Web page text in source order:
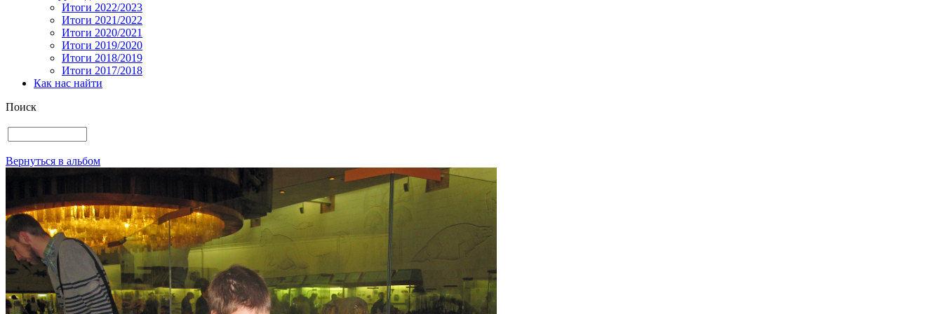
Итоги 2022/2023
Итоги 2021/2022
Итоги 2020/2021
Итоги 2019/2020
Итоги 2018/2019
Итоги 2017/2018
Как нас найти
Поиск
Вернуться в альбом